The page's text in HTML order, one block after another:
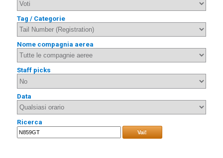
Tag / Categorie
Nome compagnia aerea
Staff picks
Data
Ricerca
Vai!